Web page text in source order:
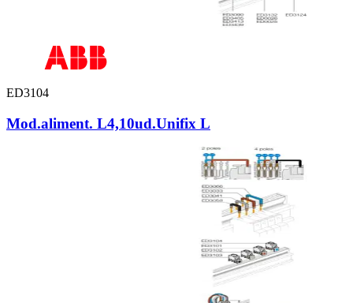
ED3104
Mod.aliment. L4,10ud.Unifix L